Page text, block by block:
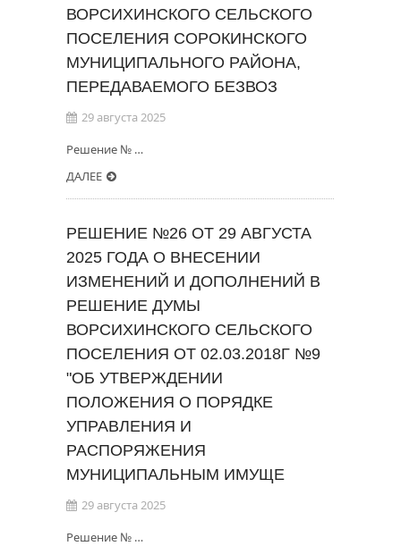
ВОРСИХИНСКОГО СЕЛЬСКОГО
ПОСЕЛЕНИЯ СОРОКИНСКОГО
МУНИЦИПАЛЬНОГО РАЙОНА,
ПЕРЕДАВАЕМОГО БЕЗВОЗ
29 августа 2025
Решение № …
ДАЛЕЕ
РЕШЕНИЕ №26 ОТ 29 АВГУСТА
2025 ГОДА О ВНЕСЕНИИ
ИЗМЕНЕНИЙ И ДОПОЛНЕНИЙ В
РЕШЕНИЕ ДУМЫ
ВОРСИХИНСКОГО СЕЛЬСКОГО
ПОСЕЛЕНИЯ ОТ 02.03.2018Г №9
"ОБ УТВЕРЖДЕНИИ
ПОЛОЖЕНИЯ О ПОРЯДКЕ
УПРАВЛЕНИЯ И
РАСПОРЯЖЕНИЯ
МУНИЦИПАЛЬНЫМ ИМУЩЕ
29 августа 2025
Решение № …